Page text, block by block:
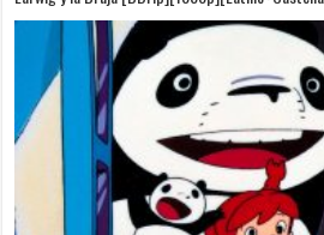
[Castellano+Japonés][Sub-Español][MEGA]